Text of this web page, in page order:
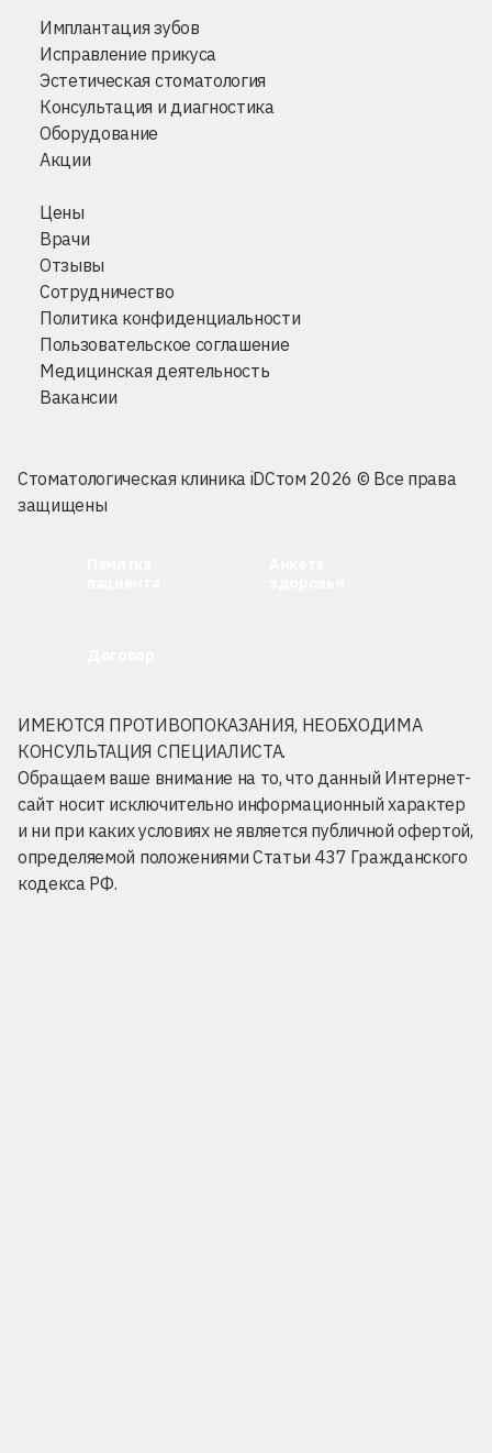
Имплантация зубов
Исправление прикуса
Эстетическая стоматология
Консультация и диагностика
Оборудование
Акции
Цены
Врачи
Отзывы
Сотрудничество
Политика конфиденциальности
Пользовательское соглашение
Медицинская деятельность
Вакансии
Стоматологическая клиника iDСтом 2026 © Все права
защищены
ИМЕЮТСЯ ПРОТИВОПОКАЗАНИЯ, НЕОБХОДИМА
КОНСУЛЬТАЦИЯ СПЕЦИАЛИСТА.
Обращаем ваше внимание на то, что данный Интернет-
сайт носит исключительно информационный характер
и ни при каких условиях не является публичной офертой,
определяемой положениями Статьи 437 Гражданского
кодекса РФ.